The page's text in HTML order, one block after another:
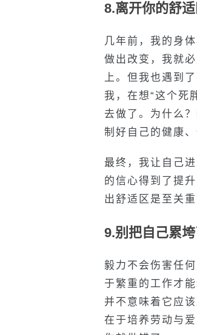
8.离开你的舒
几年前，我的身
做出改变，我就
上。但我也遇到
我，在想“这个死
去做了。为什么
制好自己的健康
最终，我让自己
的信心得到了提
出舒适区是至关
9.别把自己累
毅力不会伤害任
于繁重的工作才
并不意味着它应
在于培养劳动与